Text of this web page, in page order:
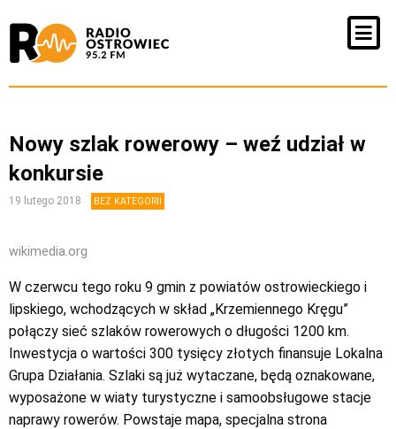
Nowy szlak rowerowy – weź udział w
konkursie
19 lutego 2018 BEZ KATEGORII
wikimedia.org
W czerwcu tego roku 9 gmin z powiatów ostrowieckiego i
lipskiego, wchodzących w skład „Krzemiennego Kręgu”
połączy sieć szlaków rowerowych o długości 1200 km.
Inwestycja o wartości 300 tysięcy złotych finansuje Lokalna
Grupa Działania. Szlaki są już wytaczane, będą oznakowane,
wyposażone w wiaty turystyczne i samoobsługowe stacje
naprawy rowerów. Powstaje mapa, specjalna strona